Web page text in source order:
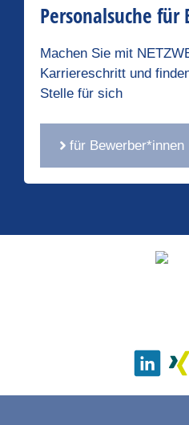
Personalsuche
Machen Sie mit
Karriereschritt und
Stelle für sich
für Bewerber*innen